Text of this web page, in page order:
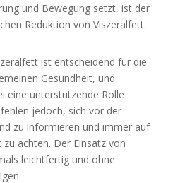
und Bewegung setzt, ist der
Reduktion von Viszeralfett.
ist entscheidend für die
Gesundheit, und
eine unterstützende Rolle
jedoch, sich vor der
zu informieren und immer auf
zu achten. Der Einsatz von
leichtfertig und ohne